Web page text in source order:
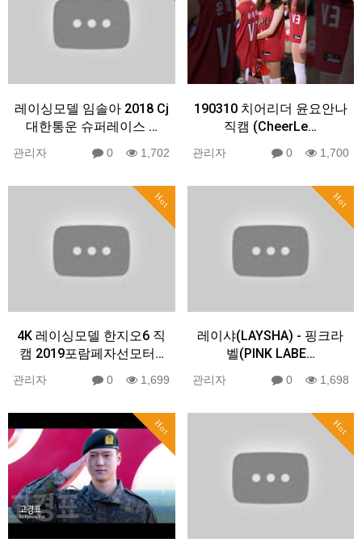
레이싱모델 임솔아 2018 Cj
대한통운 슈퍼레이스 …
관리자 0 1,702
190310 치어리더 윤요안나
직캠 (CheerLe…
관리자 0 1,700
Hot
4K 레이싱모델 한지오6 직
캠 2019포람페자선모터…
관리자 0 1,699
Hot
레이샤(LAYSHA) - 핑크라
벨(PINK LABE…
관리자 0 1,698
Hot Hot